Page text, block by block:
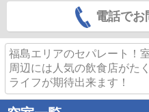
電話でお
福島エリアのセパレート！
周辺には人気の飲食店がた
ライフが期待出来ます！